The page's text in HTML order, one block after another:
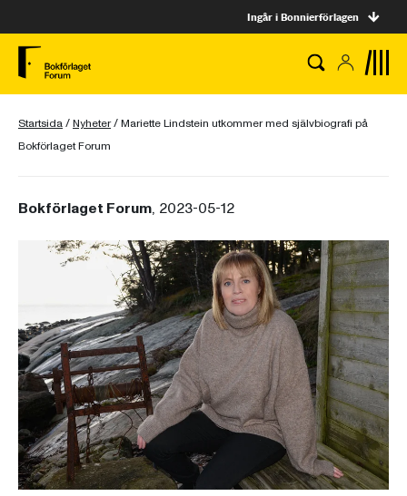
Ingår i Bonnierförlagen
Startsida/Nyheter/Mariette Lindstein utkommer med självbiografi på
Bokförlaget Forum
Bokförlaget Forum, 2023-05-12